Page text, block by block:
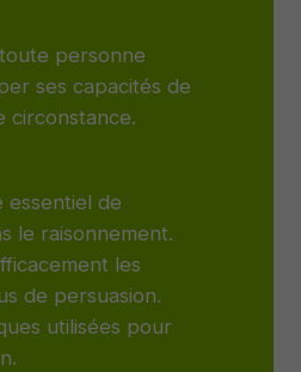
personne
ses capacités de
circonstance.
de
le raisonnement.
les
de persuasion.
utilisées pour